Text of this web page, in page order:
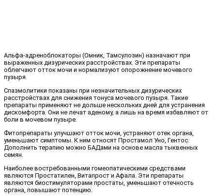
Альфа-адреноблокаторы (Омник, Тамсулозин) назначают при
выраженных дизурических расстройствах. Эти препараты
облегчают отток мочи и нормализуют опорожнение мочевого
пузыря.
Спазмолитики показаны при незначительных дизурических
расстройствах для снижения тонуса мочевого пузыря. Такие
препараты применяют не дольше нескольких дней для устранения
дискомфорта. Они не лечат аденому, а лишь на время избавляют от
боли в мочевом пузыре.
Фитопрепараты улучшают отток мочи, устраняют отек органа,
уменьшают симптомы. К ним относят Простамол Уно, Гентос.
Дополнить терапию можно БАДами на основе масла тыквенных
семян.
Наиболее востребованными гомеопатическими средствами
являются Простатилен, Витапрост и Афала. Эти препараты
являются биостимуляторами простаты, уменьшают отечность
органа, повышают потенцию.